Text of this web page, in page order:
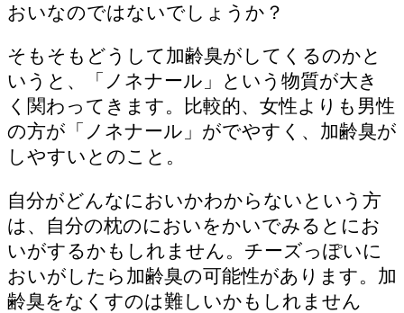
おいなのではないでしょうか？
そもそもどうして加齢臭がしてくるのかと
いうと、「ノネナール」という物質が大き
く関わってきます。比較的、女性よりも男性
の方が「ノネナール」がでやすく、加齢臭が
しやすいとのこと。
自分がどんなにおいかわからないという方
は、自分の枕のにおいをかいでみるとにお
いがするかもしれません。チーズっぽいに
おいがしたら加齢臭の可能性があります。加
齢臭をなくすのは難しいかもしれません